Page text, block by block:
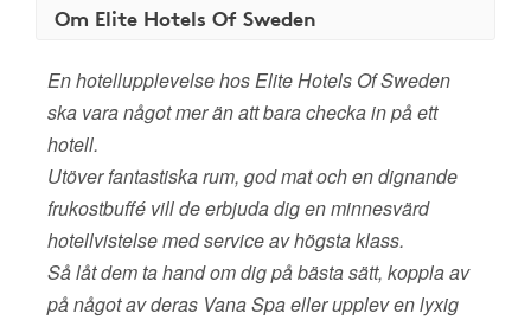
Om Elite Hotels Of Sweden
En hotellupplevelse hos Elite Hotels Of Sweden
ska vara något mer än att bara checka in på ett
hotell.
Utöver fantastiska rum, god mat och en dignande
frukostbuffé vill de erbjuda dig en minnesvärd
hotellvistelse med service av högsta klass.
Så låt dem ta hand om dig på bästa sätt, koppla av
på något av deras Vana Spa eller upplev en lyxig